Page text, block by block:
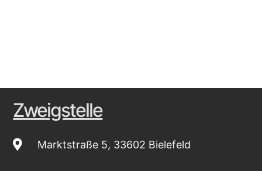
Zweigstelle
Marktstraße 5, 33602 Bielefeld